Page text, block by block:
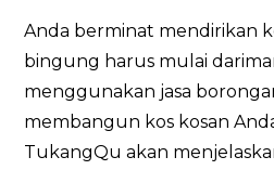
Anda berminat mendirikan
bingung harus mulai
menggunakan jasa
membangun kos kosan
TukangQu akan